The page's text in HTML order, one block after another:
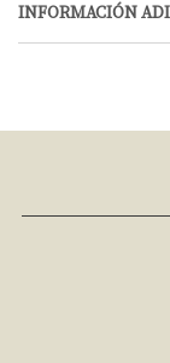
INFORMACIÓN